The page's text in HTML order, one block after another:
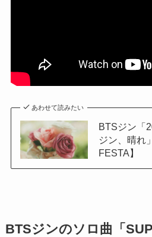
あわせて読みたい
BTSジン「
ジン、晴れ
FESTA】
BTSジンのソロ曲「